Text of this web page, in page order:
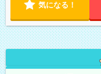
気になる！